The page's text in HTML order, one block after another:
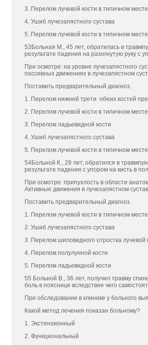
3. Перелом лучевой кости в типичном
4. Ушиб лучезапястного сустава
5. Перелом лучевой кости в типичном
53Больная М., 45 лет, обратилась в
результате падения на разогнутую руку с
При осмотре: на уровне лучезапястного
пассивных движениях в лучезапястном
Поставить предварительный диагноз.
1. Перелом нижней трети обеих костей
2. Перелом лучевой кости в типичном
3. Перелом ладьевидной кости
4. Ушиб лучезапястного сустава
5. Перелом лучевой кости в типичном
54Больной К., 28 лет, обратился в
результате падения с упором на кисть в
При осмотре: припухлость в области
Активные движения в лучезапястном
Поставить предварительный диагноз.
1. Перелом лучевой кости в типичном месте
2. Ушиб лучезапястного сустава
3. Перелом шиловидного отростка лучевой
4. Перелом полулунной кости
5. Перелом ладьевидной кости
55 Больной В., 36 лет, получил травму
боль в пояснице вследствие чего
При обследовании в клинике у больного
Какой метод лечения показан больному?
1. Экстензионный
2. Функциональный